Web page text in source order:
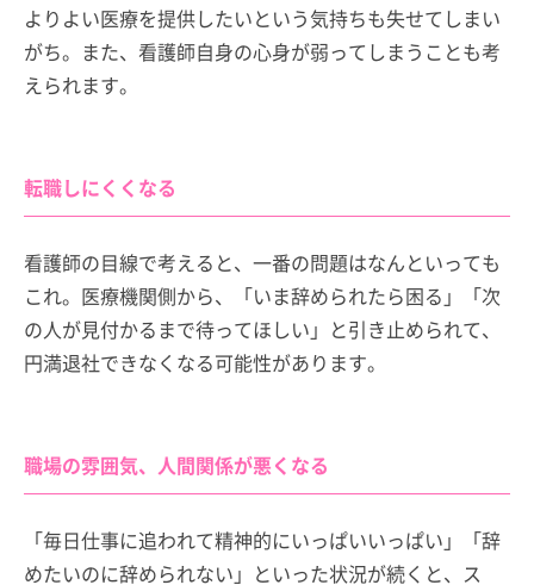
よりよい医療を提供したいという気持ちも失せてしまい
がち。また、看護師自身の心身が弱ってしまうことも考
えられます。
転職しにくくなる
看護師の目線で考えると、一番の問題はなんといっても
これ。医療機関側から、「いま辞められたら困る」「次
の人が見付かるまで待ってほしい」と引き止められて、
円満退社できなくなる可能性があります。
職場の雰囲気、人間関係が悪くなる
「毎日仕事に追われて精神的にいっぱいいっぱい」「辞
めたいのに辞められない」といった状況が続くと、ス